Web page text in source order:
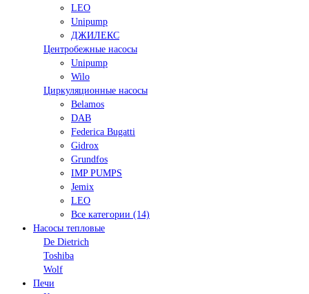
LEO
Unipump
ДЖИЛЕКС
Центробежные насосы
Unipump
Wilo
Циркуляционные насосы
Belamos
DAB
Federica Bugatti
Gidrox
Grundfos
IMP PUMPS
Jemix
LEO
Все категории (14)
Насосы тепловые
De Dietrich
Toshiba
Wolf
Печи